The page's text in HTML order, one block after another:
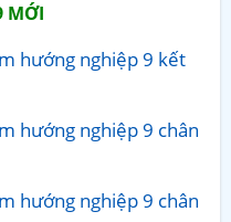
MỚI
hướng nghiệp 9 kết
hướng nghiệp 9 chân
hướng nghiệp 9 chân